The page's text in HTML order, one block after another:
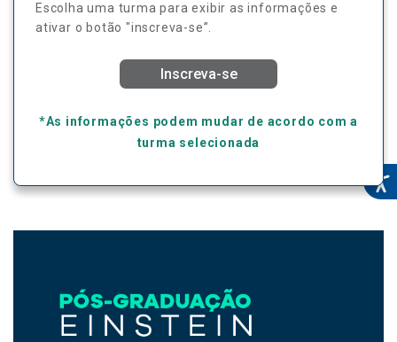
Escolha uma turma para exibir as informações e
ativar o botão "inscreva-se”.
Inscreva-se
*As informações podem mudar de acordo com a
turma selecionada